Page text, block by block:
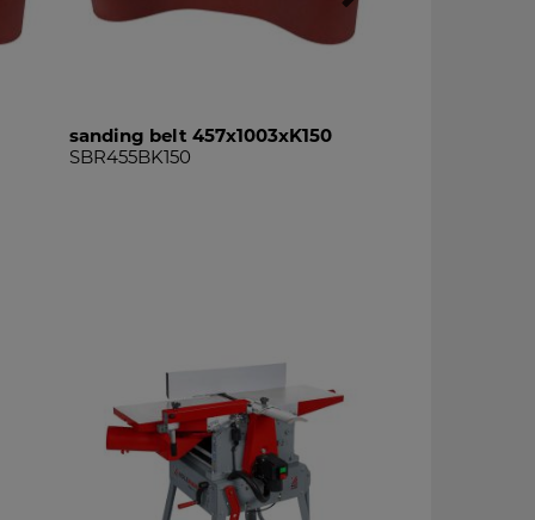
sanding belt 457x1003xK150
SBR455BK150